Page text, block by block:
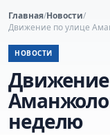
Главная/Новости/
Движение по улице
НОВОСТИ
неделю